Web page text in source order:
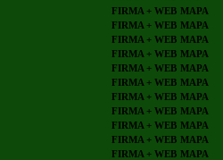
FIRMA + WEB MAPA
FIRMA + WEB MAPA
FIRMA + WEB MAPA
FIRMA + WEB MAPA
FIRMA + WEB MAPA
FIRMA + WEB MAPA
FIRMA + WEB MAPA
FIRMA + WEB MAPA
FIRMA + WEB MAPA
FIRMA + WEB MAPA
FIRMA + WEB MAPA